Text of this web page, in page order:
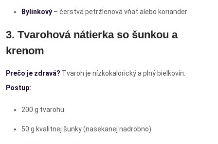
Bylinkový – čerstvá petržlenová vňať alebo koriander
3. Tvarohová nátierka so šunkou a
krenom
Prečo je zdravá? Tvaroh je nízkokalorický a plný bielkovín.
Postup:
200 g tvarohu
50 g kvalitnej šunky (nasekanej nadrobno)